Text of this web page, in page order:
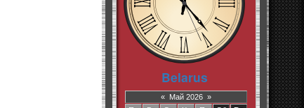
« Май 2026 »